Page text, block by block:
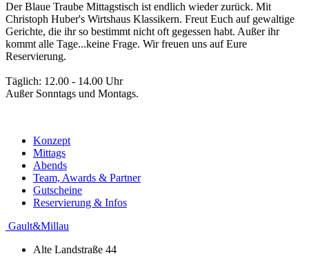
Der Blaue Traube Mittagstisch ist endlich wieder zurück. Mit
Christoph Huber's Wirtshaus Klassikern. Freut Euch auf gewaltige
Gerichte, die ihr so bestimmt nicht oft gegessen habt. Außer ihr
kommt alle Tage...keine Frage. Wir freuen uns auf Eure
Reservierung.
Täglich: 12.00 - 14.00 Uhr
Außer Sonntags und Montags.
Konzept
Mittags
Abends
Team, Awards & Partner
Gutscheine
Reservierung & Infos
Gault&Millau
Alte Landstraße 44